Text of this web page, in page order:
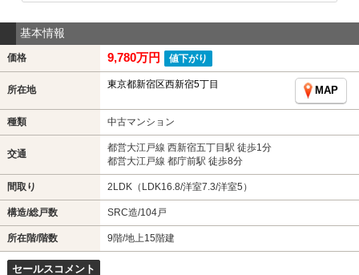
基本情報
価格 9,780万円 値下がり
所在地 東京都新宿区西新宿5丁目
MAP
種類 中古マンション
交通
都営大江戸線 西新宿五丁目駅 徒歩1分
都営大江戸線 都庁前駅 徒歩8分
間取り 2LDK（LDK16.8/洋室7.3/洋室5）
構造/総戸数 SRC造/104戸
所在階/階数 9階/地上15階建
セールスコメント